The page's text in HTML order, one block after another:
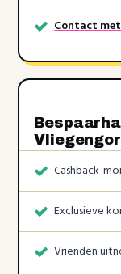
Contact
Cashback-
Exclusieve
Vrienden